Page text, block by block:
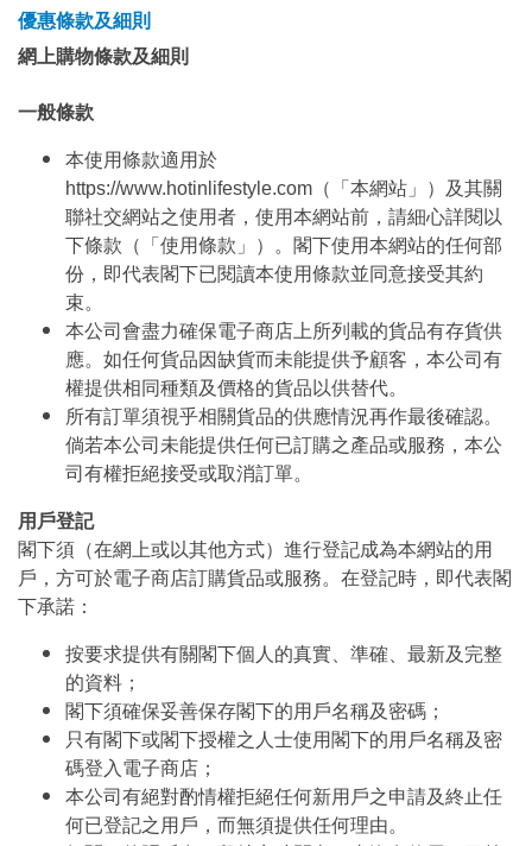
優惠條款及細則
網上購物條款及細則
一般條款
本使用條款適用於
https://www.hotinlifestyle.com（「本網站」）及其關
聯社交網站之使用者，使用本網站前，請細心詳閱以
下條款（「使用條款」）。閣下使用本網站的任何部
份，即代表閣下已閱讀本使用條款並同意接受其約
束。
本公司會盡力確保電子商店上所列載的貨品有存貨供
應。如任何貨品因缺貨而未能提供予顧客，本公司有
權提供相同種類及價格的貨品以供替代。
所有訂單須視乎相關貨品的供應情況再作最後確認。
倘若本公司未能提供任何已訂購之產品或服務，本公
司有權拒絕接受或取消訂單。
用戶登記
閣下須（在網上或以其他方式）進行登記成為本網站的用
戶，方可於電子商店訂購貨品或服務。在登記時，即代表閣
下承諾：
按要求提供有關閣下個人的真實、準確、最新及完整
的資料；
閣下須確保妥善保存閣下的用戶名稱及密碼；
只有閣下或閣下授權之人士使用閣下的用戶名稱及密
碼登入電子商店；
本公司有絕對酌情權拒絕任何新用戶之申請及終止任
何已登記之用戶，而無須提供任何理由。